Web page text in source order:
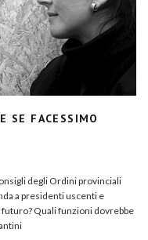
SE FACESSIMO
degli Ordini provinciali
a presidenti uscenti e
Quali funzioni dovrebbe